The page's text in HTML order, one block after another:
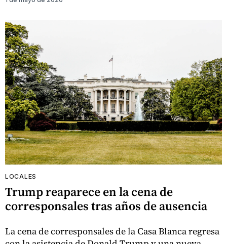
LOCALES
Trump reaparece en la cena de
corresponsales tras años de ausencia
La cena de corresponsales de la Casa Blanca regresa